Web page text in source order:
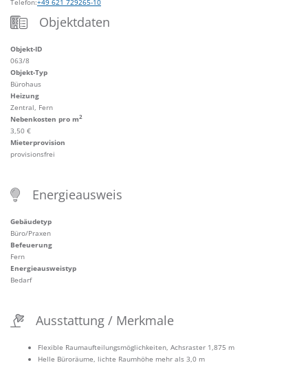
Telefon:+49 621 729265-10
Objektdaten
Objekt-ID
063/8
Objekt-Typ
Bürohaus
Heizung
Zentral, Fern
Nebenkosten pro m2
3,50 €
Mieterprovision
provisionsfrei
Energieausweis
Gebäudetyp
Büro/Praxen
Befeuerung
Fern
Energieausweistyp
Bedarf
Ausstattung / Merkmale
Flexible Raumaufteilungsmöglichkeiten, Achsraster 1,875 m
Helle Büroräume, lichte Raumhöhe mehr als 3,0 m